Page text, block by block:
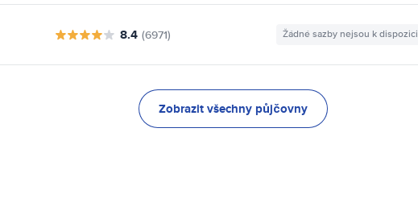
8.4 (6971) Žádné sazby nejsou k dispozici
Zobrazit všechny půjčovny